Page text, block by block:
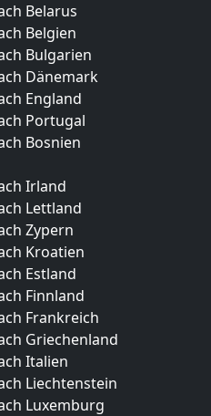
Belarus
Belgien
Bulgarien
Dänemark
England
Portugal
Bosnien
Irland
Lettland
Zypern
Kroatien
Estland
Finnland
Frankreich
Griechenland
Italien
Liechtenstein
Luxemburg